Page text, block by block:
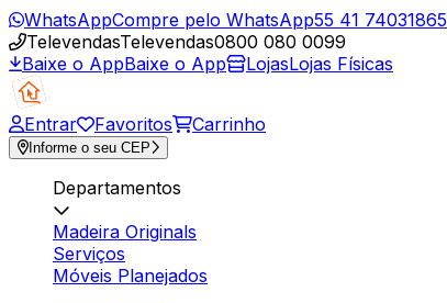
WhatsAppCompre pelo WhatsApp55 41 74031865
TelevendasTelevendas0800 080 0099
Baixe o AppBaixe o App LojasLojas Físicas
Entrar Favoritos Carrinho
Informe o seu CEP
Departamentos
Madeira Originals
Serviços
Móveis Planejados